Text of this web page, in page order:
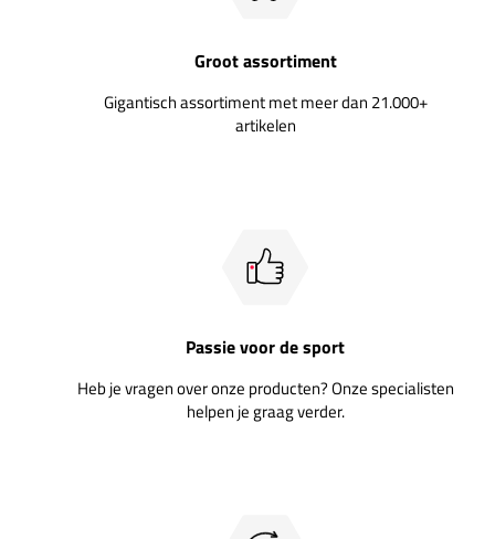
Groot assortiment
Gigantisch assortiment met meer dan 21.000+
artikelen
Passie voor de sport
Heb je vragen over onze producten? Onze specialisten
helpen je graag verder.